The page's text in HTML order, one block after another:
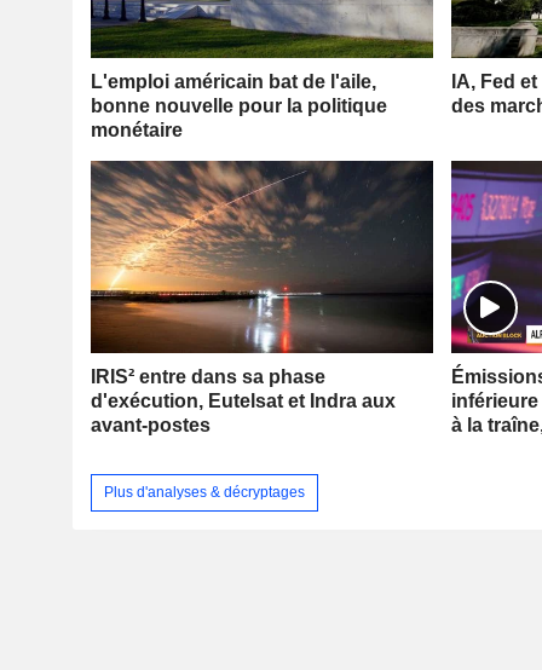
L'emploi américain bat de l'aile,
bonne nouvelle pour la politique
monétaire
IA, Fed
des
IRIS² entre dans sa phase
d'exécution, Eutelsat et Indra aux
avant-postes
à la
Plus d'analyses & décryptages